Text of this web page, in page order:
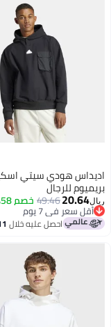
هودي سيتي اسكيب
للرجال
20.64
49.46خصم 58%
أقل سعر في 7 يوم
أقل سعر في 7 يوماحصل عليه خلال11 اغسطس